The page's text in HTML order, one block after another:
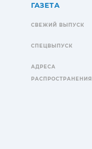
ГАЗЕТА
СВЕЖИЙ ВЫПУСК
СПЕЦВЫПУСК
АДРЕСА
РАСПРОСТРАНЕНИЯ